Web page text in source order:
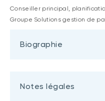
Conseiller principal,
Groupe Solutions gestion de
Biographie
Notes légales